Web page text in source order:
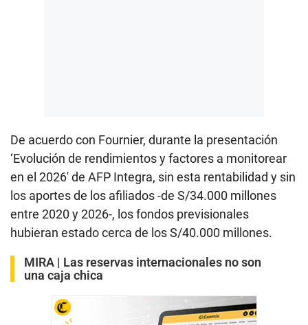
De acuerdo con Fournier, durante la presentación
‘Evolución de rendimientos y factores a monitorear
en el 2026′ de AFP Integra, sin esta rentabilidad y sin
los aportes de los afiliados -de S/34.000 millones
entre 2020 y 2026-, los fondos previsionales
hubieran estado cerca de los S/40.000 millones.
MIRA | Las reservas internacionales no son
una caja chica